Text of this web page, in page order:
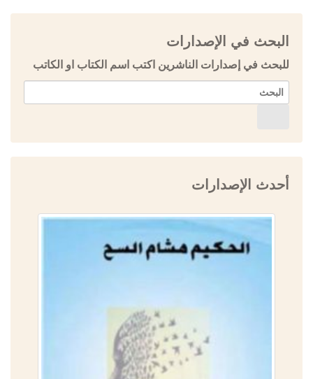
البحث في الإصدارات
للبحث في إصدارات الناشرين اكتب اسم الكتاب او الكاتب
أحدث الإصدارات